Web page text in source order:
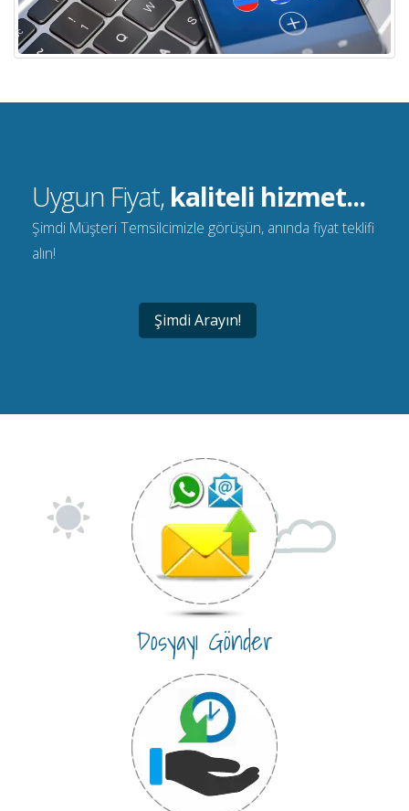
Uygun Fiyat, kaliteli hizmet...
Şimdi Müşteri Temsilcimizle görüşün, anında fiyat teklifi
alın!
Şimdi Arayın!
Dosyayı Gönder